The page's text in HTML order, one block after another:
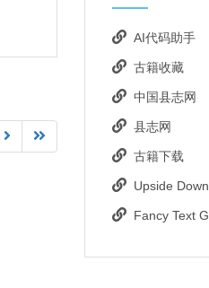
AI代码助手
古籍收藏
中国县志网
县志网
古籍下载
Upside
Fancy Text